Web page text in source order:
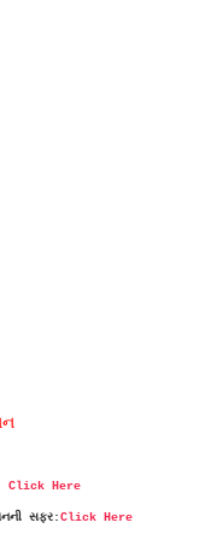
Click Here
સફર:Click Here